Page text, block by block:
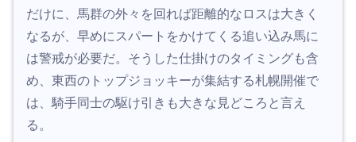
だけに、馬群の外々を回れば距離的なロスは大きく
なるが、早めにスパートをかけてくる追い込み馬に
は警戒が必要だ。そうした仕掛けのタイミングも含
め、東西のトップジョッキーが集結する札幌開催で
は、騎手同士の駆け引きも大きな見どころと言え
る。